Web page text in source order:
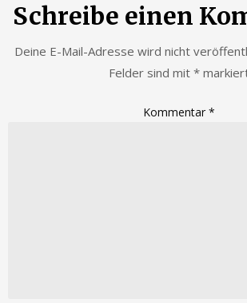
Schreibe einen
Deine E-Mail-Adresse wird nicht
Felder sind mit *
Kommentar *